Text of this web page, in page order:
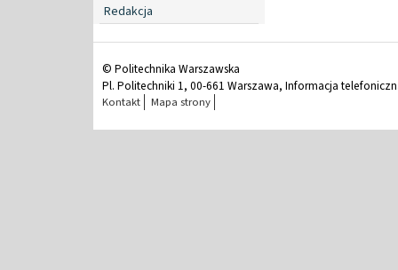
Redakcja
© Politechnika Warszawska
Pl. Politechniki 1, 00-661 Warszawa, Informacja
Kontakt Mapa strony